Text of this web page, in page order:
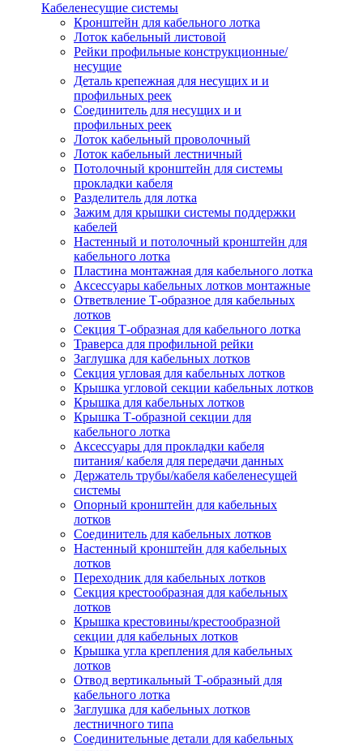
Кабеленесущие системы
Кронштейн для кабельного лотка
Лоток кабельный листовой
Рейки профильные конструкционные/
несущие
Деталь крепежная для несущих и и
профильных реек
Соединитель для несущих и и
профильных реек
Лоток кабельный проволочный
Лоток кабельный лестничный
Потолочный кронштейн для системы
прокладки кабеля
Разделитель для лотка
Зажим для крышки системы поддержки
кабелей
Настенный и потолочный кронштейн для
кабельного лотка
Пластина монтажная для кабельного лотка
Аксессуары кабельных лотков монтажные
Ответвление Т-образное для кабельных
лотков
Секция Т-образная для кабельного лотка
Траверса для профильной рейки
Заглушка для кабельных лотков
Секция угловая для кабельных лотков
Крышка угловой секции кабельных лотков
Крышка для кабельных лотков
Крышка Т-образной секции для
кабельного лотка
Аксессуары для прокладки кабеля
питания/ кабеля для передачи данных
Держатель трубы/кабеля кабеленесущей
системы
Опорный кронштейн для кабельных
лотков
Соединитель для кабельных лотков
Настенный кронштейн для кабельных
лотков
Переходник для кабельных лотков
Секция крестообразная для кабельных
лотков
Крышка крестовины/крестообразной
секции для кабельных лотков
Крышка угла крепления для кабельных
лотков
Отвод вертикальный Т-образный для
кабельного лотка
Заглушка для кабельных лотков
лестничного типа
Соединительные детали для кабельных